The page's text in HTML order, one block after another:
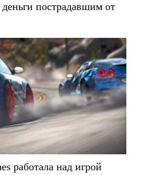
пострадавшим от
работала над игрой